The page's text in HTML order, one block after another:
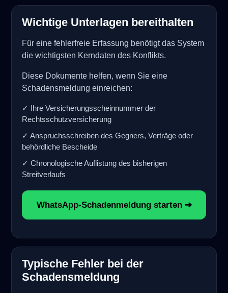
Wichtige Unterlagen bereithalten
Für eine fehlerfreie Erfassung benötigt das System
die wichtigsten Kerndaten des Konflikts.
Diese Dokumente helfen, wenn Sie eine
Schadensmeldung einreichen:
✓ Ihre Versicherungsscheinnummer der
Rechtsschutzversicherung
✓ Anspruchsschreiben des Gegners, Verträge oder
behördliche Bescheide
✓ Chronologische Auflistung des bisherigen
Streitverlaufs
WhatsApp-Schadenmeldung starten ➔
Typische Fehler bei der
Schadensmeldung